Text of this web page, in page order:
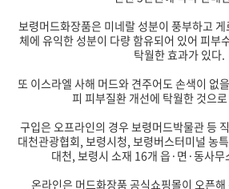
보령머드화장품은 미네랄 성분이 풍부하고
체에 유익한 성분이 다량 함유되어 있어 피부
탁월한 효과가 있다.
또 이스라엘 사해 머드와 견주어도 손색이 없
피 피부질환 개선에 탁월한 것으
구입은 오프라인의 경우 보령머드박물관 등
대천관광협회, 보령시청, 보령버스터미널 농
대천, 보령시 소재 16개 읍·면·동사무
온라인은 머드화장품 공식쇼핑몰이 오픈해